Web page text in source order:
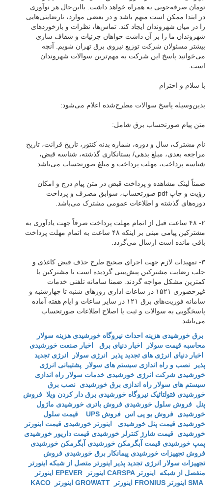
تومان صرفه‌جویی به همراه خواهد داشت. بااین‌حال هر نوآوری
در ابتدا ممکن است مبهم باشد و در بعضی موارد، نارضایتی‌هایی
را در میان شهروندان ایجاد کند. تماس‌ها، نظرات و بازخورد‌های
شهروندان ما را بر آن داشت خواهان جزئیات و شفاف سازی
بیشتر مسئولان شرکت توزیع نیروی برق تهران شویم. آنچه
می‌خوانید پاسخ این شرکت به مهم‌ترین سوالات شهروندان
است.
با سلام و احترام
بدین‌وسیله پاسخ سوالات مطرح‌شده اعلام می‌شود:
متن پیام صورتحساب برق شامل:
نام مشترک، سال و دوره، شماره بدنه کنتور، تاریخ قرائت، تاریخ
مراجعه بعدی، مبلغ بدهی/ بستانکاری گذشته، شناسه قبض،
شناسه پرداخت، مهلت پرداخت و مبلغ صورتحساب می‌باشد.
ضمناً لینک مشاهده و پرداخت قبض در متن پیام درج و امکان
رؤیت و چاپ pdf صورتحساب، سوابق مصرف و پرداخت
دوره‌های گذشته و اطلاعات عمومی مشترک می‌باشد.
۲- ۴۸ ساعت قبل از اتمام مهلت پرداخت صرفاً جهت یادآوری به
مشترکین پیامی مبنی بر اینکه ۴۸ ساعت به اتمام مهلت پرداخت
باقی مانده است ارسال می‌گردد.
۳- تمهیدات لازم جهت اجرای صحیح طرح حذف قبض کاغذی و
جلب رضایت مشترکین پیش‌بینی گردیده است تا مشترکین با
کمترین مشکل مواجه گردند. ضمنا سامانه تلفنی خدمات
غیرحضوری ۱۵۲۱ در ساعات اداری روز‌های شنبه تا چهارشنبه و
سامانه فوریت‌های برق ۱۲۱ در سایر ساعات و ایام هفته آماده
پاسخگویی به سوالات و ثبت یا اصلاح اطلاعات صورتحساب
می‌باشد.
برق خورشیدی هزینه احداث نیروگاه خورشیدی هزینه سولار
محاسبه قیمت سولار
اخبار دنیای برق
اخبار صنعت خورشیدی
اخبار دنیای انرژی های تجدید پذیر
انرژی سولار
انرژی تجدید
پذیر
نصب و راه اندازی سیستم های سولار
پشتیبانی انرژی
خورشیدی شرکت انرژی خورشیدی خدمات سولار راه اندازی
سیستم های سولار راه اندازی برق خورشیدی نصب برق
خورشیدی فتولتائیک نیروگاه خورشیدی برق دار کردن ویلا فروش
پنل فروش سلول خورشیدی فروش باتری خورشیدی ماژول
خورشیدی فروش یو پی اس فروش UPS
قیمت سلول
خورشیدی قیمت پنل خورشیدی اینورتر خورشیدی قیمت اینورتر
خورشیدی قیمت شارژ کنترلر خورشیدی قیمت داریور خورشیدی
پمپ خورشیدی قیمت آبگرمکن خورشیدی آبگرمکن خورشیدی
فروش تجهیزات خورشیدی پیمانکار برق خورشیدی فروش
تجهیزات سولار
انرژی تجدید پذیر اینورتر متصل از شبکه اینورتر
منفصل از شبکه
اینورتر CARSPA اینورتر EPEVER
اینورتر
اینورتر FRONIUS اینورتر GROWATT
اینورتر KACO